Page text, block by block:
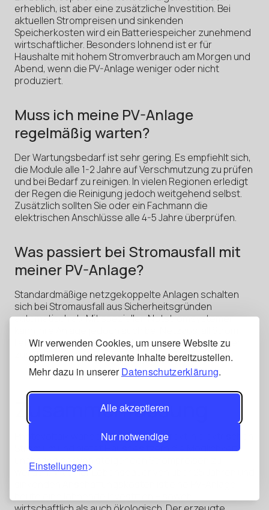
Wir verwenden Cookies, um unsere Website zu
optimieren und relevante Inhalte bereitzustellen.
Mehr dazu in unsererDatenschutzerklärung.
Alle akzeptieren
Nur notwendige
Einstellungen
erheblich, ist aber eine zusätzliche Investition. Bei
aktuellen Strompreisen und sinkenden
Speicherkosten wird ein Batteriespeicher zunehmend
wirtschaftlicher. Besonders lohnend ist er für
Haushalte mit hohem Stromverbrauch am Morgen und
Abend, wenn die PV-Anlage weniger oder nicht
produziert.
Muss ich meine PV-Anlage
regelmäßig warten?
Der Wartungsbedarf ist sehr gering. Es empfiehlt sich,
die Module alle 1-2 Jahre auf Verschmutzung zu prüfen
und bei Bedarf zu reinigen. In vielen Regionen erledigt
der Regen die Reinigung jedoch weitgehend selbst.
Zusätzlich sollten Sie oder ein Fachmann die
elektrischen Anschlüsse alle 4-5 Jahre überprüfen.
Was passiert bei Stromausfall mit
meiner PV-Anlage?
Standardmäßige netzgekoppelte Anlagen schalten
sich bei Stromausfall aus Sicherheitsgründen
automatisch ab. Mit speziellen Notstromsystemen
liefern. Diese Systeme sind zwar teurer, bieten aber
zusätzliche Versorgungssicherheit.
Zusammenfassung
Photovoltaik wandelt Sonnenlicht direkt in elektrischen
Strom um und bietet Hausbesitzern die Möglichkeit,
unabhängiger von steigenden Strompreisen zu
werden. Mit einer Lebensdauer von über 25 Jahren und